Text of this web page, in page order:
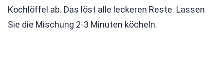
Kochlöffel ab. Das löst alle leckeren Reste. Lassen
Sie die Mischung 2-3 Minuten köcheln.